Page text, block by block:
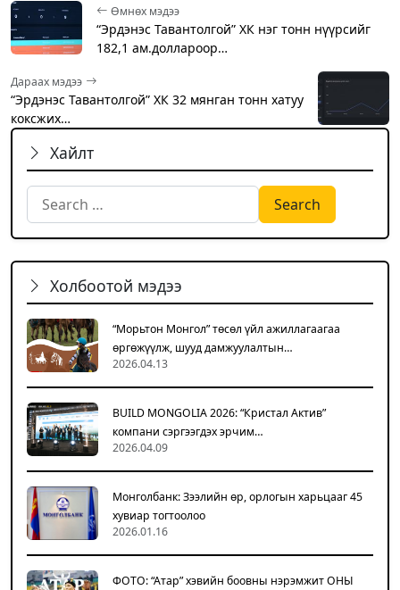
Өмнөх мэдээ
“Эрдэнэс Тавантолгой” ХК нэг тонн нүүрсийг
182,1 ам.доллароор…
Дараах мэдээ
“Эрдэнэс Тавантолгой” ХК 32 мянган тонн хатуу
коксжих…
Хайлт
Search for:
Холбоотой мэдээ
“Морьтон Монгол” төсөл үйл ажиллагаагаа
өргөжүүлж, шууд дамжуулалтын…
2026.04.13
BUILD MONGOLIA 2026: “Кристал Актив”
компани сэргээгдэх эрчим…
2026.04.09
Монголбанк: Зээлийн өр, орлогын харьцааг 45
хувиар тогтоолоо
2026.01.16
ФОТО: “Атар” хэвийн боовны нэрэмжит ОНЫ